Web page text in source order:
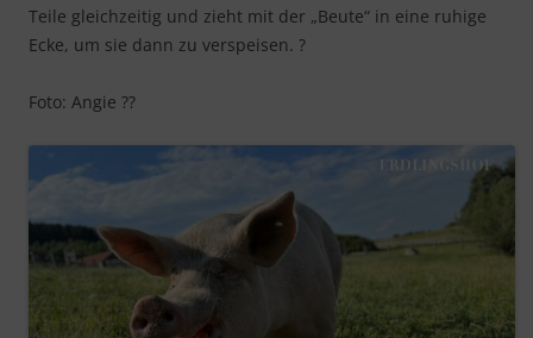
Teile gleichzeitig und zieht mit der „Beute“ in eine ruhige
Ecke, um sie dann zu verspeisen. ?
Foto: Angie ??